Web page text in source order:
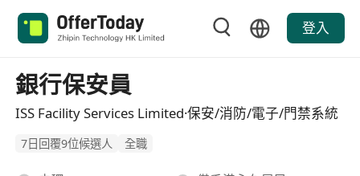
登入
銀行保安員
ISS Facility Services Limited·保安/消防/電子/門禁系統
7日回覆9位候選人 全職